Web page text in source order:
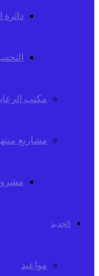
دائرة
مكتب
مشاريع
الجديد
مواعيد